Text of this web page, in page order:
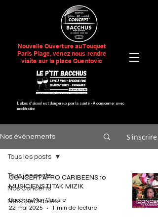
Nouvelle Ouverture au Touquet
Paris Plage, venez nous rendre
visite sur la place Quentovic
L’abus d’alcool est dangereux pour la santé - À consommer avec
modération
Nos événements S'inscrire
Tous les posts
Nos Concerts
Nos Spectacles
Tous les posts
CONCERT AFRO CARIBEENS 10
MUSICIENS TI TAK MIZIK
Bacchus Mon Caviste
22 mai 2025
1 min de lecture